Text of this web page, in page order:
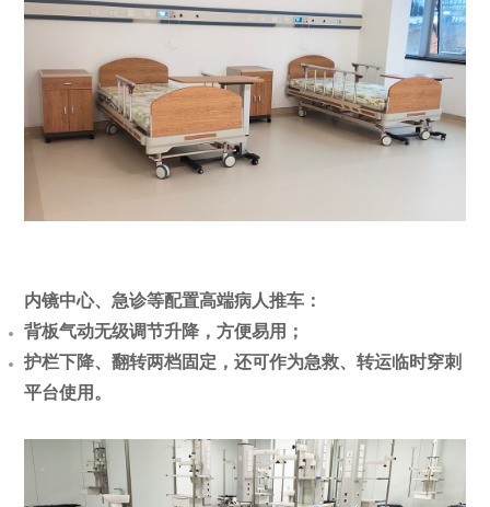
内镜中心、急诊等配置高端病人推车：
背板气动无级调节升降，方便易用；
护栏下降、翻转两档固定，还可作为急救、转运临时穿刺
平台使用。